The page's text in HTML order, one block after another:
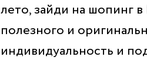
лето, зайди на шопинг
полезного и
индивидуальность и